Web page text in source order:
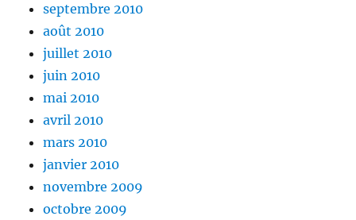
septembre 2010
août 2010
juillet 2010
juin 2010
mai 2010
avril 2010
mars 2010
janvier 2010
novembre 2009
octobre 2009